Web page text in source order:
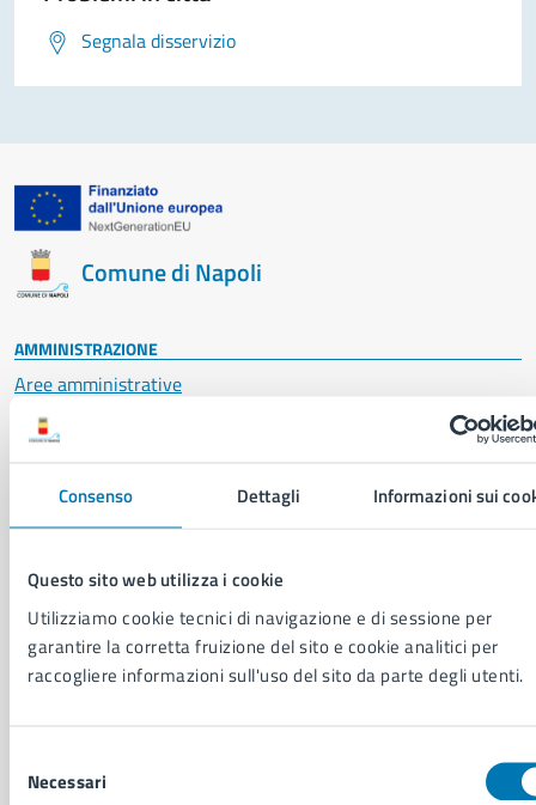
Consenso Dettagli Informazioni sui
Questo sito web utilizza i cookie
Utilizziamo cookie tecnici di navigazione e di sessione per
garantire la corretta fruizione del sito e cookie analitici per
raccogliere informazioni sull'uso del sito da parte degli utenti.
delNecessari
Segnala disservizio
Comune di Napoli
AMMINISTRAZIONE
Aree amministrative
Organi di governo
Municipalità
Enti e fondazioni
Politici
Documenti e dati
Intranet, posta aziendale e protocollo
Autorizzazioni